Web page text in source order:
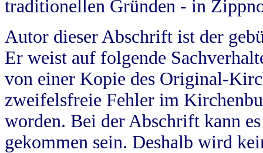
traditionellen Gründen - in
Autor dieser Abschrift ist der
Er weist auf folgende
von einer Kopie des Original-
zweifelsfreie Fehler im
worden. Bei der Abschrift kann
gekommen sein. Deshalb wird